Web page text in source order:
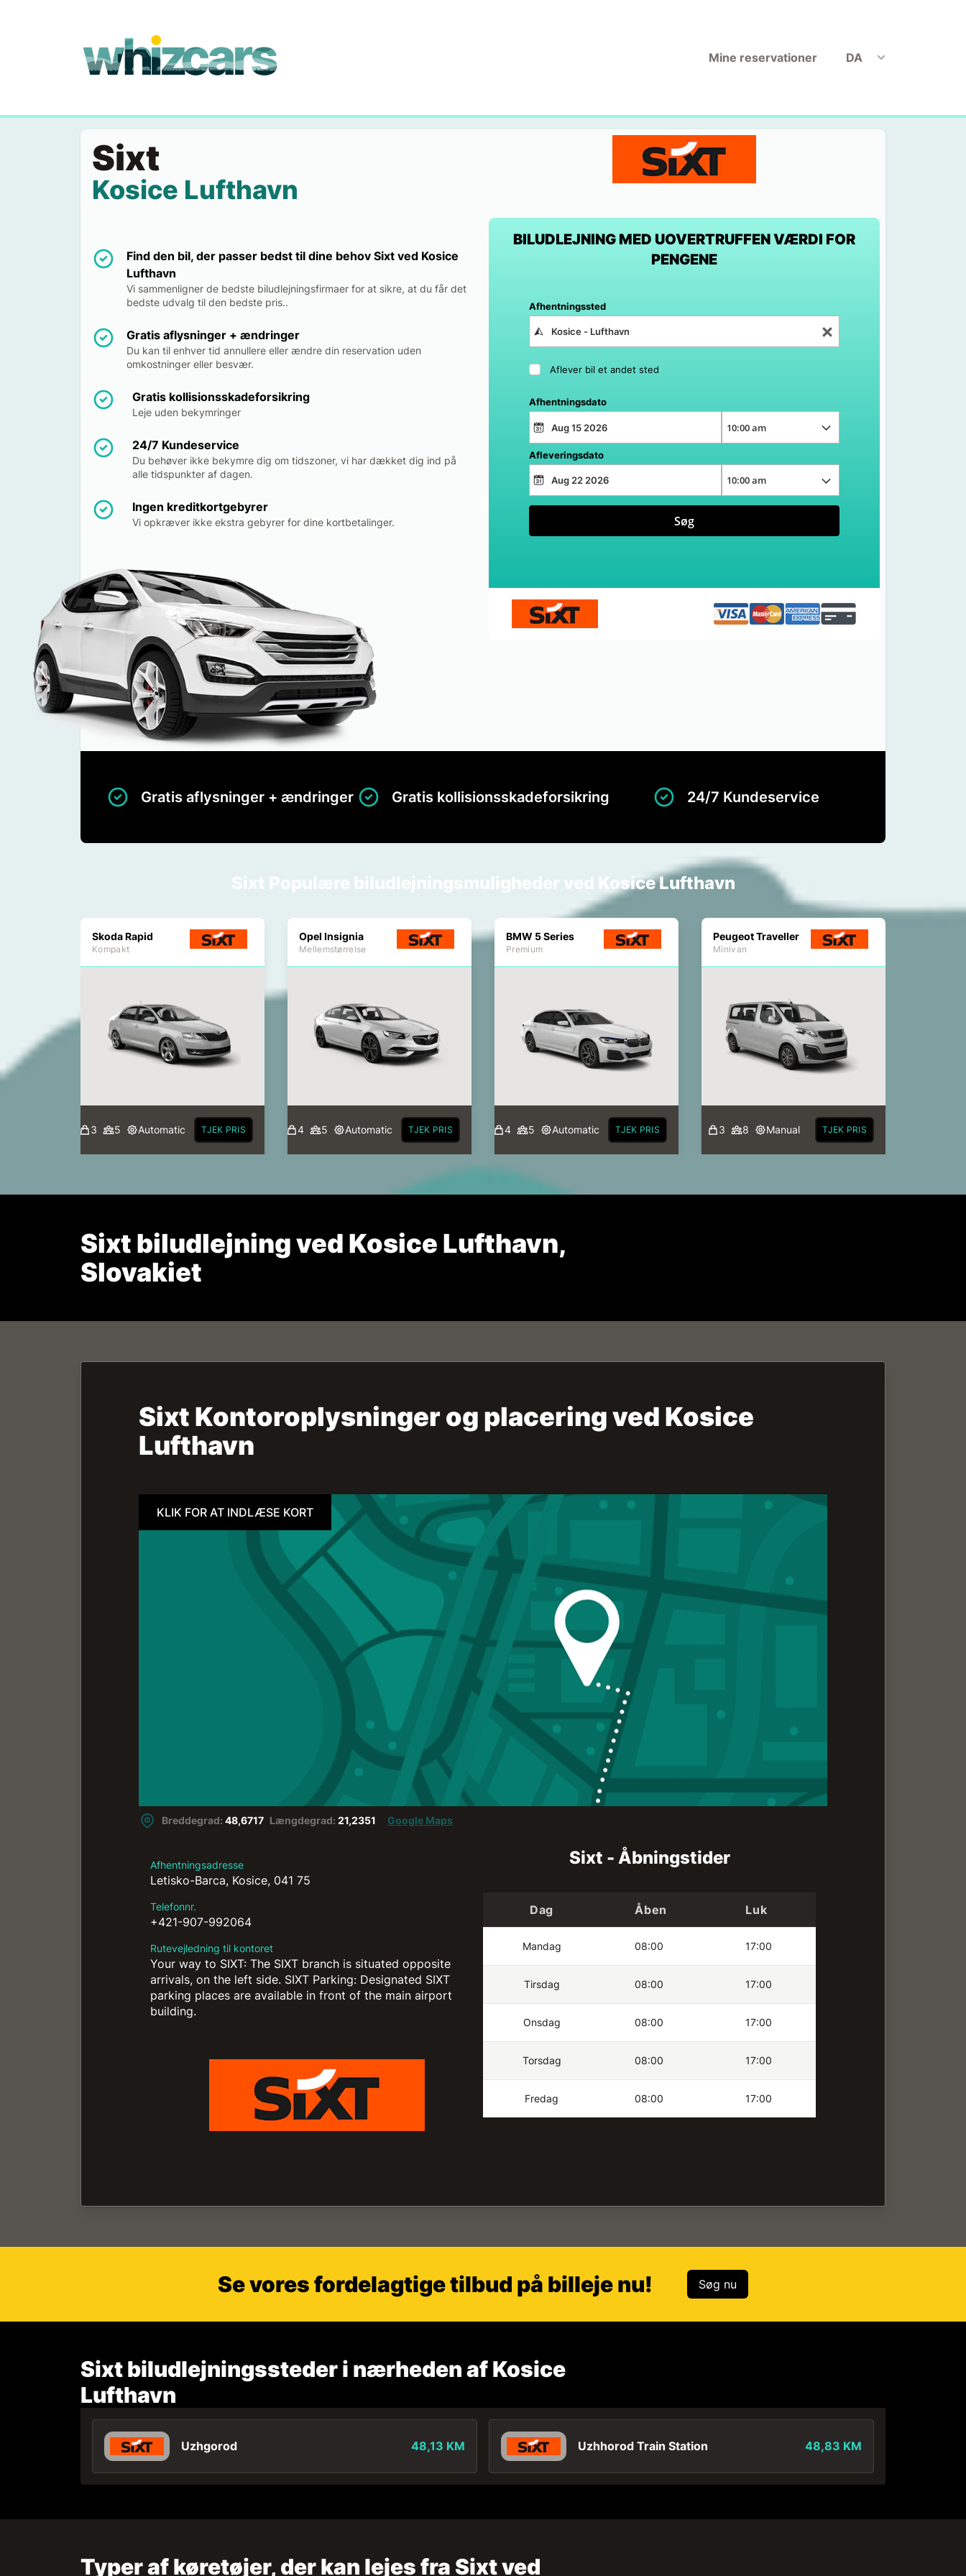
whizcars.com
Mine reservationer
DA
Sixt
Kosice Lufthavn
Find den bil, der passer bedst til dine behov Sixt ved Kosice
Lufthavn
Vi sammenligner de bedste biludlejningsfirmaer for at sikre, at du får det
bedste udvalg til den bedste pris..
Gratis aflysninger + ændringer
Du kan til enhver tid annullere eller ændre din reservation uden
omkostninger eller besvær.
Gratis kollisionsskadeforsikring
Leje uden bekymringer
24/7 Kundeservice
Du behøver ikke bekymre dig om tidszoner, vi har dækket dig ind på
alle tidspunkter af dagen.
Ingen kreditkortgebyrer
Vi opkræver ikke ekstra gebyrer for dine kortbetalinger.
BILUDLEJNING MED UOVERTRUFFEN VÆRDI FOR
PENGENE
Afhentningssted
Aflever bil et andet sted
Afhentningsdato
Afleveringsdato
Søg
Gratis aflysninger + ændringer Gratis kollisionsskadeforsikring 24/7 Kundeservice
Sixt Populære biludlejningsmuligheder ved Kosice Lufthavn
Skoda Rapid
Kompakt
3 5 Automatic TJEK PRIS
Opel Insignia
Mellemstørrelse
4 5 Automatic TJEK PRIS
BMW 5 Series
Premium
4 5 Automatic TJEK PRIS
Peugeot Traveller
Minivan
3 8 Manual TJEK PRIS
Sixt biludlejning ved Kosice Lufthavn,
Slovakiet
Sixt Kontoroplysninger og placering ved Kosice
Lufthavn
KLIK FOR AT INDLÆSE KORT
Breddegrad: 48,6717 Længdegrad: 21,2351 Google Maps
Afhentningsadresse
Letisko-Barca, Kosice, 041 75
Telefonnr.
+421-907-992064
Rutevejledning til kontoret
Your way to SIXT: The SIXT branch is situated opposite
arrivals, on the left side. SIXT Parking: Designated SIXT
parking places are available in front of the main airport
building.
Sixt - Åbningstider
Dag Åben Luk
Mandag 08:00 17:00
Tirsdag 08:00 17:00
Onsdag 08:00 17:00
Torsdag 08:00 17:00
Fredag 08:00 17:00
Se vores fordelagtige tilbud på billeje nu! Søg nu
Sixt biludlejningssteder i nærheden af Kosice
Lufthavn
Uzhgorod 48,13 KM Uzhhorod Train Station 48,83 KM
Typer af køretøjer, der kan lejes fra Sixt ved